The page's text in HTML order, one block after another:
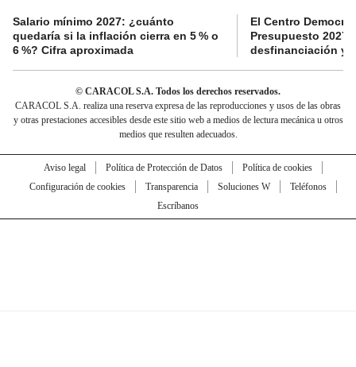
Salario mínimo 2027: ¿cuánto
quedaría si la inflación cierra en 5 % o
6 %? Cifra aproximada
El Centro
Presupuesto 2027
desfinanciación y
© CARACOL S.A. Todos los derechos reservados.
CARACOL S.A. realiza una reserva expresa de las reproducciones y usos de las obras
y otras prestaciones accesibles desde este sitio web a medios de lectura mecánica u otros
medios que resulten adecuados.
Aviso legal Política de Protección de Datos
Política de cookies
Configuración de cookies
Transparencia Soluciones W
Teléfonos
Escríbanos